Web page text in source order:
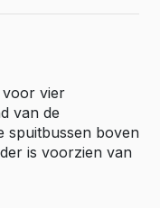
voor vier
van de
spuitbussen boven
is voorzien van